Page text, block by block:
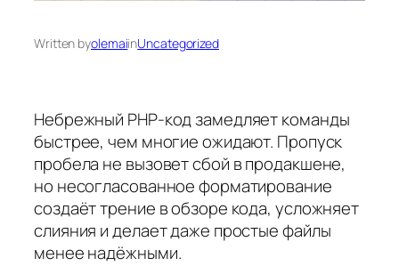
Written byolemaiinUncategorized
Небрежный PHP-код замедляет команды
быстрее, чем многие ожидают. Пропуск
пробела не вызовет сбой в продакшене,
но несогласованное форматирование
создаёт трение в обзоре кода, усложняет
слияния и делает даже простые файлы
менее надёжными.